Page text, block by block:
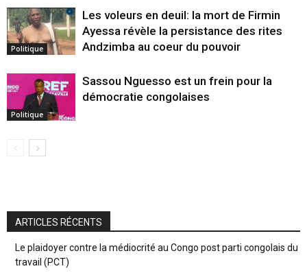
Politique
Les voleurs en deuil: la mort de Firmin
Ayessa révèle la persistance des rites
Andzimba au coeur du pouvoir
Politique
Sassou Nguesso est un frein pour la
démocratie congolaises
ARTICLES RÉCENTS
Le plaidoyer contre la médiocrité au Congo post parti congolais du
travail (PCT)